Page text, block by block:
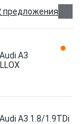
предложения
A3
A3 1.8/1.9TDi